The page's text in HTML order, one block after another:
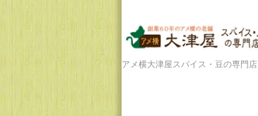
アメ横大津屋スパイス・豆の専門店